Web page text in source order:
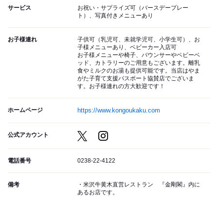
サービス
お祝い・サプライズ可（バースデープレー
ト）、写真付きメニューあり
お子様連れ
子供可（乳児可、未就学児可、小学生可）、お
子様メニューあり、ベビーカー入店可
お子様メニューや椅子、バウンサーやベビーベ
ッド、カトラリーのご用意もございます。離乳
食やミルクのお湯も提供可能です。当店はやま
がた子育て支援パスポート協賛店でございま
す。お子様連れの方大歓迎です！
ホームページ https://www.kongoukaku.com
公式アカウント
電話番号 0238-22-4122
備考
・米沢牛黄木直営レストラン 『金剛閣』内に
あるお店です。